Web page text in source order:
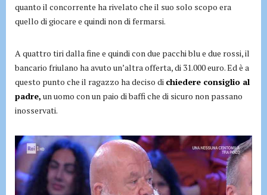
quanto il concorrente ha rivelato che il suo solo scopo era
quello di giocare e quindi non di fermarsi.
A quattro tiri dalla fine e quindi con due pacchi blu e due rossi, il
bancario friulano ha avuto un’altra offerta, di 31.000 euro. Ed è a
questo punto che il ragazzo ha deciso di chiedere consiglio al
padre, un uomo con un paio di baffi che di sicuro non passano
inosservati.